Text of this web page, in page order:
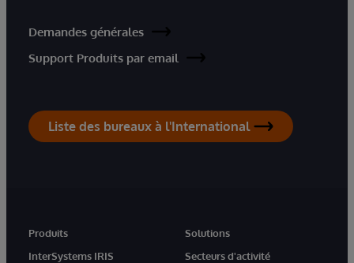
Demandes générales
Support Produits par email
Liste des bureaux à l'International
Produits
InterSystems IRIS
Solutions
Secteurs d'activité